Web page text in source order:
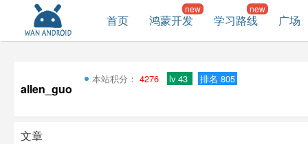
首页 鸿蒙开发 学习路线 广场
allen_guo
本站积分： 4276 lv 43 排名 805
文章